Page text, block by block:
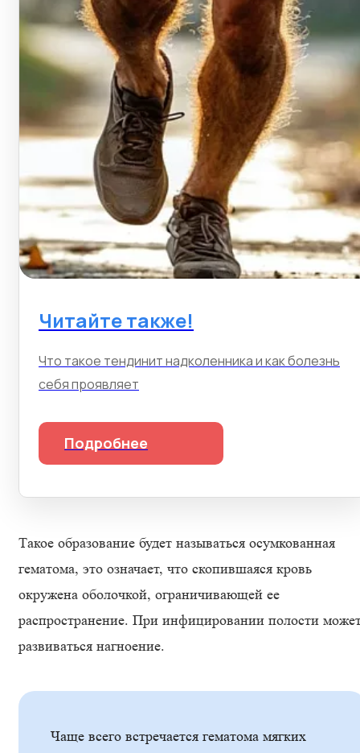
Читайте также!
Что такое тендинит надколенника и как болезнь
себя проявляет
Подробнее
Такое образование будет называться осумкованная
гематома, это означает, что скопившаяся кровь
окружена оболочкой, ограничивающей ее
распространение. При инфицировании полости
развиваться нагноение.
Чаще всего встречается гематома мягких